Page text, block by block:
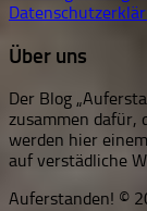
Über uns
Der Blog
zusammen dafür,
werden hier
auf verstädliche
Auferstanden! ©